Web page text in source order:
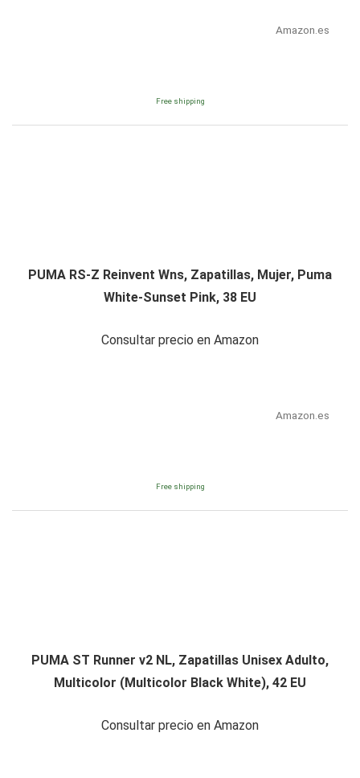
Amazon.es
Free shipping
PUMA RS-Z Reinvent Wns, Zapatillas, Mujer, Puma
White-Sunset Pink, 38 EU
Consultar precio en Amazon
Amazon.es
Free shipping
PUMA ST Runner v2 NL, Zapatillas Unisex Adulto,
Multicolor (Multicolor Black White), 42 EU
Consultar precio en Amazon